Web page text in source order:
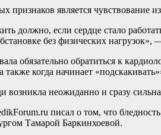
признаков является чувствование
должно, если сердце стало
без физических
обязательно обратиться к
когда начинает
возникла неожиданно и сразу
писал о том, что
Тамарой Баркинхоевой.